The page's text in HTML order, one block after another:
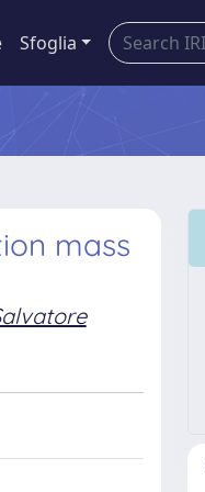
Sfoglia
mass